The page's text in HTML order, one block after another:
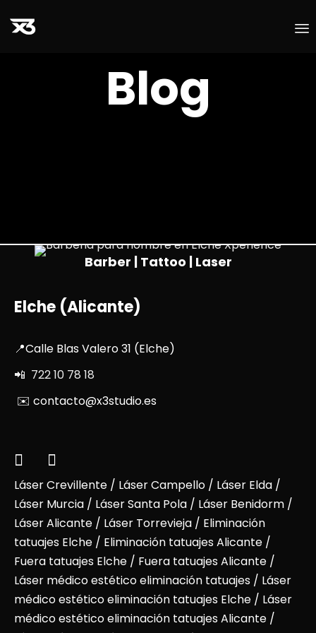
Blog
Barber | Tattoo | Laser
Elche (Alicante)
📍Calle Blas Valero 31 (Elche)
📲 722 10 78 18
✉️ contacto@x3studio.es
Láser Crevillente / Láser Campello / Láser Elda /
Láser Murcia / Láser Santa Pola / Láser Benidorm /
Láser Alicante / Láser Torrevieja / Eliminación
tatuajes Elche / Eliminación tatuajes Alicante /
Fuera tatuajes Elche / Fuera tatuajes Alicante /
Láser médico estético eliminación tatuajes / Láser
médico estético eliminación tatuajes Elche / Láser
médico estético eliminación tatuajes Alicante /